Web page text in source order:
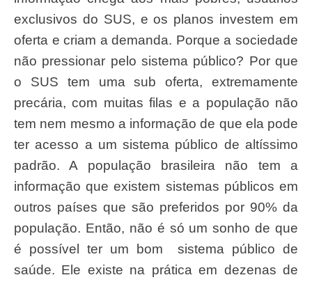
exclusivos do SUS, e os planos investem em
oferta e criam a demanda. Porque a sociedade
não pressionar pelo sistema público? Por que
o SUS tem uma sub oferta, extremamente
precária, com muitas filas e a população não
tem nem mesmo a informação de que ela pode
ter acesso a um sistema público de altíssimo
padrão. A população brasileira não tem a
informação que existem sistemas públicos em
outros países que são preferidos por 90% da
população. Então, não é só um sonho de que
é possível ter um bom sistema público de
saúde. Ele existe na prática em dezenas de